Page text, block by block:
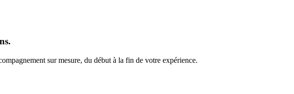
sur mesure, du début à la fin de votre expérience.